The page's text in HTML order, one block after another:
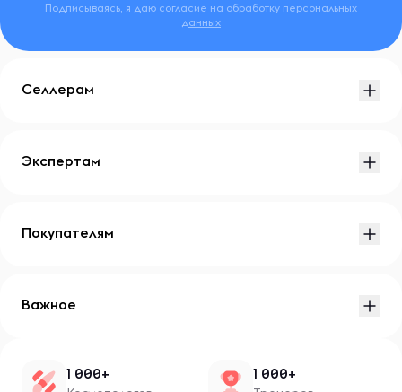
Подписываясь, я даю согласие на обработку персональных
данных
Селлерам
Экспертам
Покупателям
Важное
1 000+ 1 000+